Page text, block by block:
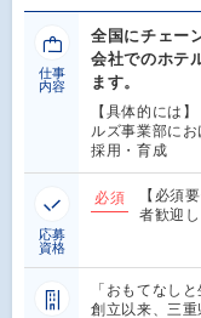
仕事
内容
全国にチェー
会社でのホテ
ます。
【具体的には
ルズ事業部に
採用・育成
応募
資格
必須
【必須
者歓迎
「おもてなし
創立以来、三